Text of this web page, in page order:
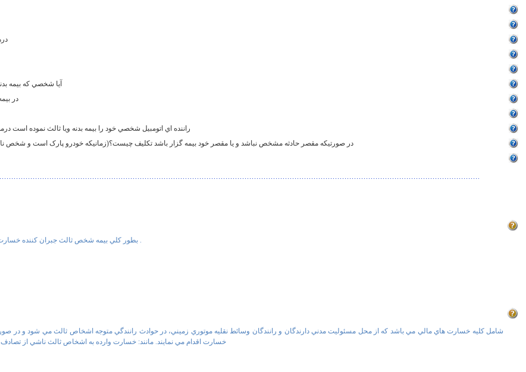
20-آيا شخصي که بيمه
21-در
23-راننده اي اتومبيل شخصي خود را بيمه بدنه ويا ثالث نموده
24-در صورتيکه مقصر حادثه مشخص نباشد و يا مقصر خود بيمه گزار باشد تکليف چيست؟(زمانيکه خودرو پارک است و شخص
بطور كلي بيمه شخص ثالث جبران كننده خسارت هاي ناشي از حوادث رانندگي وارد به سرنشينان آن، راننده و اموال و اشخاص ثالث مي باشد .
شامل کليه خسارت هاي مالي مي باشد که از محل مسئوليت مدني دارندگان و رانندگان وسائط نقليه موتوري زميني، در حوادث رانندگي متوجه اشخاص ثالث مي شود و در
خسارت اقدام مي نمايند. مانند: خسارت وارده به اشخاص ثالث ناشي از